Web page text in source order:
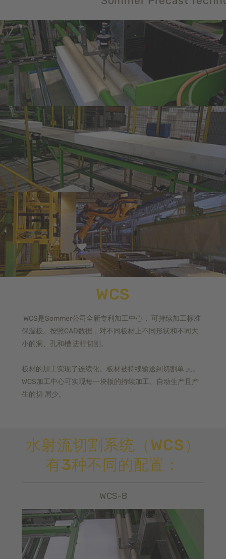
WCS
WCS是Sommer公司全新专利加工中心， 可持续加工标准
保温板。 按照CAD数据，对不同板材上不同形状和不同大
小的洞、孔和槽 进行切割。
板材的加工实现了连续化。板材被持续输送到切割单 元。
WCS加工中心可实现每一块板的持续加工、自动生产且产
生的切 屑少。
水射流切割系统（WCS）
有3种不同的配置：
WCS-B